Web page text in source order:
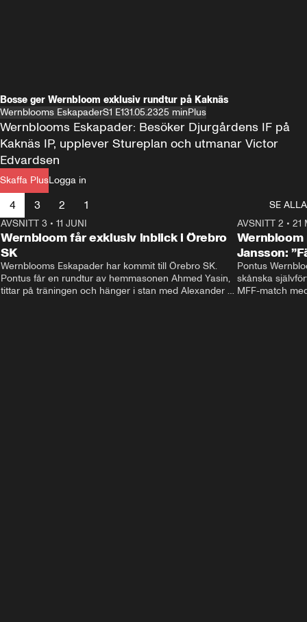
Bosse ger Wernbloom exklusiv rundtur på Kaknäs
Wernblooms EskapaderS1 E131.05.2325 minPlus
Skaffa PlusLogga in
Wernblooms Eskapader: Besöker Djurgårdens IF på
Kaknäs IP, upplever Stureplan och utmanar Victor
Edvardsen
4 3 2 1
SE ALLA
AVSNITT 3 • 11 JUNI
Wernbloom får exklusiv inblick i Örebro
SK
Wernblooms Eskapader har kommit till Örebro SK.
Pontus får en rundtur av hemmasonen Ahmed Yasin,
tittar på träningen och hänger i stan med Alexander
AVSNITT 2 • 21
Jansson:
Pontus
skånska
MFF-match